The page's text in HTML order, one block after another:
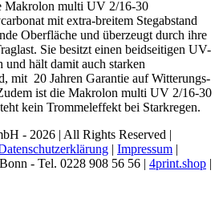
Makrolon multi UV 2/16-30
mit extra-breitem Stegabstand
Oberfläche und überzeugt durch ihre
Sie besitzt einen beidseitigen UV-
und hält damit auch starken
mit 20 Jahren Garantie auf Witterungs-
ist die Makrolon multi UV 2/16-30
kein Trommeleffekt bei Starkregen.
- 2026 | All Rights Reserved |
| Impressum |
- Tel. 0228 908 56 56 | 4print.shop |